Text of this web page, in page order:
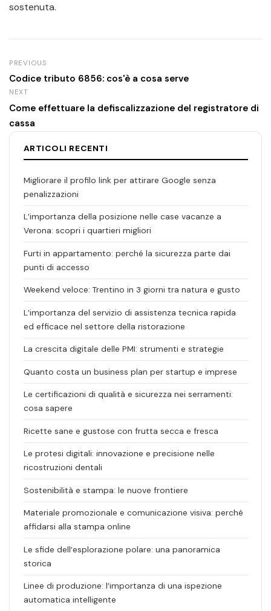
sostenuta.
PREVIOUS
Codice tributo 6856: cos'è a cosa serve
NEXT
Come effettuare la defiscalizzazione del registratore di
cassa
ARTICOLI RECENTI
Migliorare il profilo link per attirare Google senza
penalizzazioni
L’importanza della posizione nelle case vacanze a
Verona: scopri i quartieri migliori
Furti in appartamento: perché la sicurezza parte dai
punti di accesso
Weekend veloce: Trentino in 3 giorni tra natura e gusto
L’importanza del servizio di assistenza tecnica rapida
ed efficace nel settore della ristorazione
La crescita digitale delle PMI: strumenti e strategie
Quanto costa un business plan per startup e imprese
Le certificazioni di qualità e sicurezza nei serramenti:
cosa sapere
Ricette sane e gustose con frutta secca e fresca
Le protesi digitali: innovazione e precisione nelle
ricostruzioni dentali
Sostenibilità e stampa: le nuove frontiere
Materiale promozionale e comunicazione visiva: perché
affidarsi alla stampa online
Le sfide dell’esplorazione polare: una panoramica
storica
Linee di produzione: l’importanza di una ispezione
automatica intelligente